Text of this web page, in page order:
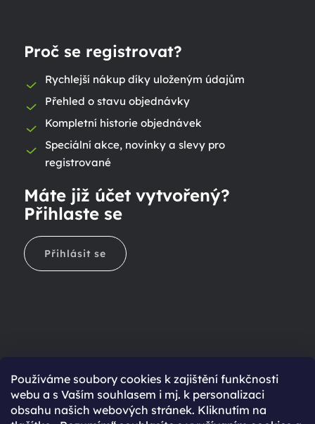
Používáme soubory cookies k zajištění funkčnosti
webu a s Vaším souhlasem i mj. k personalizaci
obsahu našich webových stránek. Kliknutím na
Proč se registrovat?
Rychlejší nákup díky uloženým údajům
Přehled o stavu objednávky
Kompletní historie objednávek
Speciální akce, novinky a slevy pro
registrované
Máte již účet vytvořený?
Přihlaste se
Přihlásit se
Ještě nemáte účet?
Rychlejší nákup díky uloženým údajům